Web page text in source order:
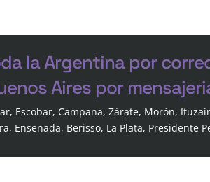
la Argentina por
Aires por
Escobar, Campana, Zárate, Morón,
Ensenada, Berisso, La Plata, Presidente